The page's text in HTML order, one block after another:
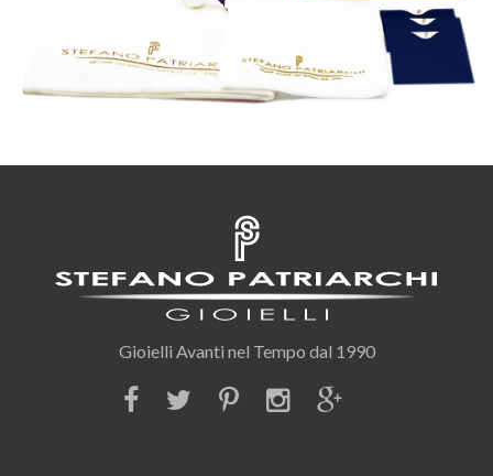
Gioielli Avanti nel Tempo dal 1990